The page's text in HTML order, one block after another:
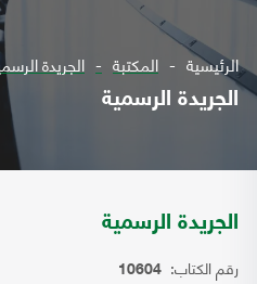
الرئيسية المكتبة الجريدة
الجريدة الرسمية
الجريدة الرسمية
رقم الكتاب: 10604